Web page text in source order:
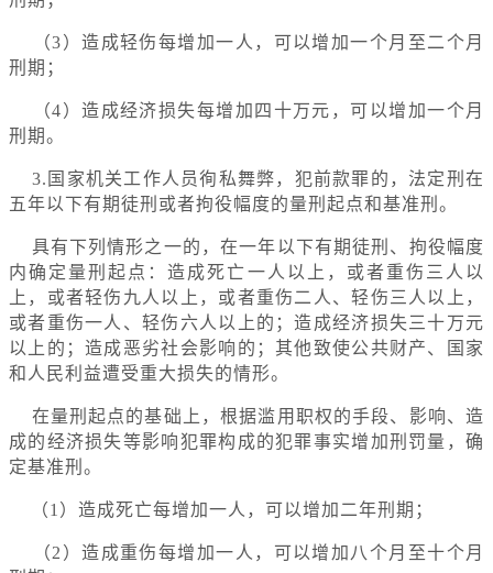
（3）造成轻伤每增加一人，可以增加一个月至二个月
刑期；
（4）造成经济损失每增加四十万元，可以增加一个月
刑期。
3.国家机关工作人员徇私舞弊，犯前款罪的，法定刑在
五年以下有期徒刑或者拘役幅度的量刑起点和基准刑。
具有下列情形之一的，在一年以下有期徒刑、拘役幅度
内确定量刑起点：造成死亡一人以上，或者重伤三人以
上，或者轻伤九人以上，或者重伤二人、轻伤三人以上，
或者重伤一人、轻伤六人以上的；造成经济损失三十万元
以上的；造成恶劣社会影响的；其他致使公共财产、国家
和人民利益遭受重大损失的情形。
在量刑起点的基础上，根据滥用职权的手段、影响、造
成的经济损失等影响犯罪构成的犯罪事实增加刑罚量，确
定基准刑。
（1）造成死亡每增加一人，可以增加二年刑期；
（2）造成重伤每增加一人，可以增加八个月至十个月